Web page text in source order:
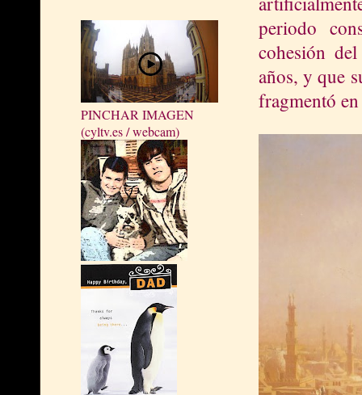
PINCHAR IMAGEN
(cyltv.es / webcam)
periodo
cohesión
años, y que
fragmentó